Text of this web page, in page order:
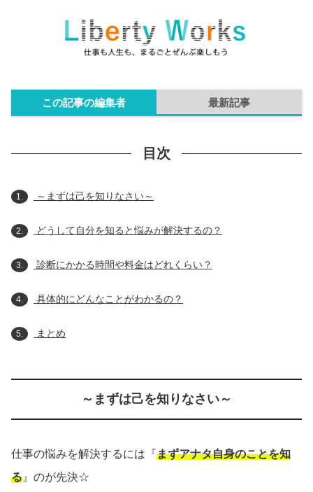
この記事の編集者 最新記事
目次
1. ～まずは己を知りなさい～
2. どうして自分を知ると悩みが解決するの？
3. 診断にかかる時間や料金はどれくらい？
4. 具体的にどんなことがわかるの？
5. まとめ
～まずは己を知りなさい～
仕事の悩みを解決するには『まずアナタ自身のことを知
る 』のが先決☆